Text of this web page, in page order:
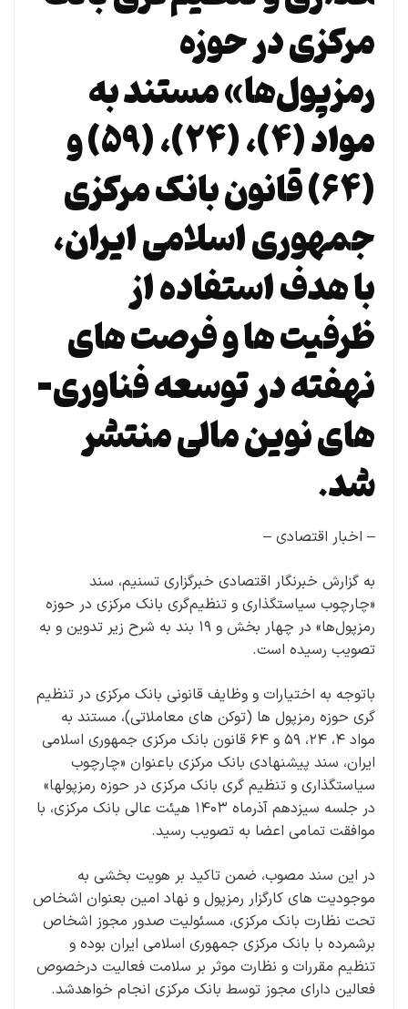
مرکزی در حوزه
رمزپول‌ها» مستند به
مواد (۴)، (۲۴)، (۵۹) و
(۶۴) قانون بانک مرکزی
جمهوری اسلامی ایران،
با هدف استفاده از
ظرفیت­ ها و فرصت­ های
نهفته در توسعه فناوری­
های نوین مالی منتشر
شد.
– اخبار اقتصادی –
به گزارش خبرنگار اقتصادی خبرگزاری تسنیم، سند
«چارچوب سیاست­­گذاری و تنظیم‌گری ‌بانک مرکزی در حوزه
رمزپول‌ها» در چهار بخش و ۱۹ بند به شرح زیر تدوین و به
تصویب رسیده است.
باتوجه به اختیارات و وظایف قانونی بانک مرکزی در تنظیم
گری حوزه رمزپول ها (توکن های معاملاتی)، مستند به
مواد ۴، ۲۴، ۵۹ و ۶۴ قانون بانک مرکزی جمهوری اسلامی
ایران، سند پیشنهادی بانک مرکزی باعنوان «چارچوب
سیاستگذاری و تنظیم گری بانک مرکزی در حوزه رمزپولها»
در جلسه سیزدهم آذرماه ۱۴۰۳ هیئت عالی بانک مرکزی، با
موافقت تمامی اعضا به تصویب رسید.
در این سند مصوب، ضمن تاکید بر هویت بخشی به
موجودیت های کارگزار رمزپول و نهاد امین بعنوان اشخاص
تحت نظارت بانک مرکزی، مسئولیت صدور مجوز اشخاص
برشمرده با بانک مرکزی جمهوری اسلامی ایران بوده و
تنظیم مقررات و نظارت موثر بر سلامت فعالیت درخصوص
فعالین دارای مجوز توسط بانک مرکزی انجام خواهدشد.